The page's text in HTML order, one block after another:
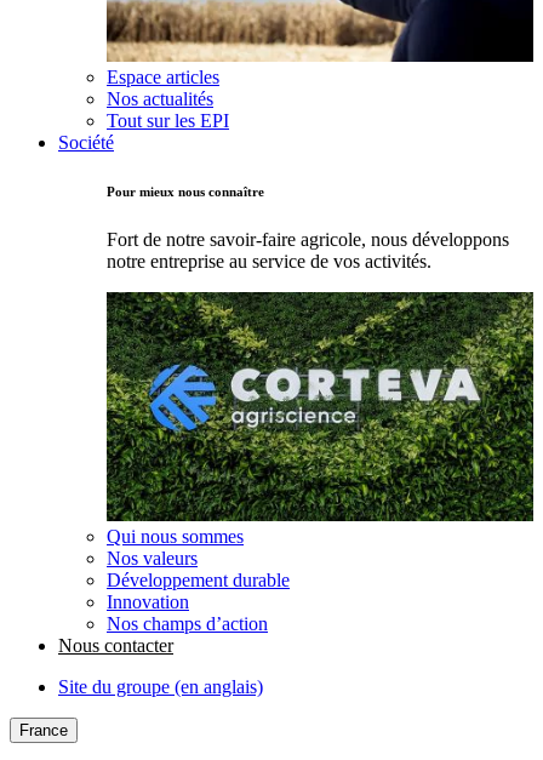
Espace articles
Nos actualités
Tout sur les EPI
Société
Pour mieux nous connaître
Fort de notre savoir-faire agricole, nous développons
notre entreprise au service de vos activités.
Qui nous sommes
Nos valeurs
Développement durable
Innovation
Nos champs d’action
Nous contacter
Site du groupe (en anglais)
France